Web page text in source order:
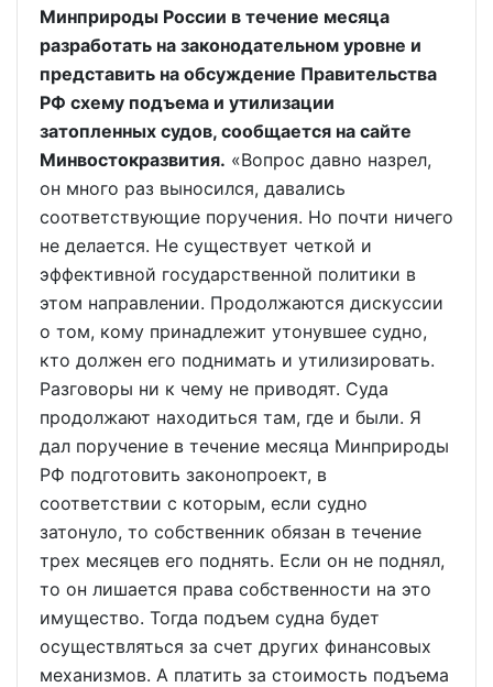
Минприроды России в течение месяца
разработать на законодательном уровне и
представить на обсуждение Правительства
РФ схему подъема и утилизации
затопленных судов, сообщается на сайте
Минвостокразвития. «Вопрос давно назрел,
он много раз выносился, давались
соответствующие поручения. Но почти ничего
не делается. Не существует четкой и
эффективной государственной политики в
этом направлении. Продолжаются дискуссии
о том, кому принадлежит утонувшее судно,
кто должен его поднимать и утилизировать.
Разговоры ни к чему не приводят. Суда
продолжают находиться там, где и были. Я
дал поручение в течение месяца Минприроды
РФ подготовить законопроект, в
соответствии с которым, если судно
затонуло, то собственник обязан в течение
трех месяцев его поднять. Если он не поднял,
то он лишается права собственности на это
имущество. Тогда подъем судна будет
осуществляться за счет других финансовых
механизмов. А платить за стоимость подъема